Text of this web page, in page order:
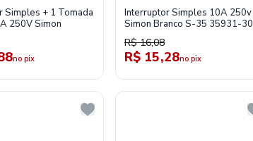
Simples + 1 Tomada
250V Simon
no pix
Interruptor Simples 10A 250v
Simon Branco S-35 35931-30
R$ 16,08
R$ 15,28no pix